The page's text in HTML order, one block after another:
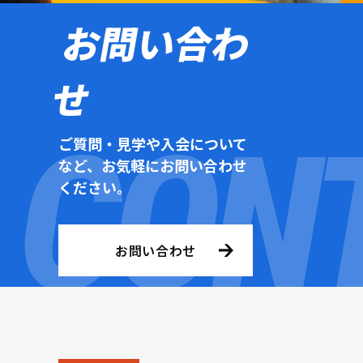
お問い合わ
せ
ご質問・見学や入会について
など、お気軽にお問い合わせ
ください。
お問い合わせ